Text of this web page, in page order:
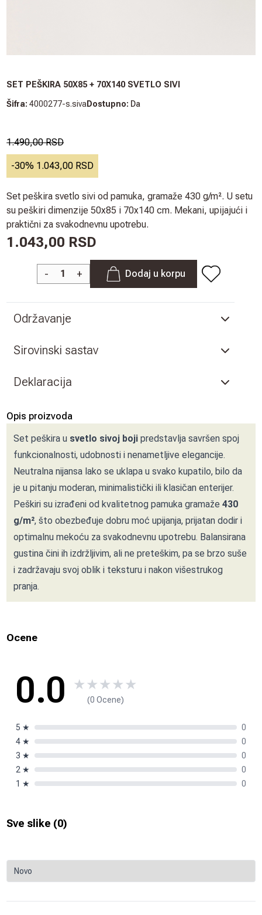
SET PEŠKIRA 50X85 + 70X140 SVETLO SIVI
Šifra: 4000277-s.sivaDostupno: Da
1.490,00 RSD
-30% 1.043,00 RSD
Set peškira svetlo sivi od pamuka, gramaže 430 g/m². U setu
su peškiri dimenzije 50x85 i 70x140 cm. Mekani, upijajući i
praktični za svakodnevnu upotrebu.
1.043,00 RSD
- + Dodaj u korpu
Održavanje
Sirovinski sastav
Deklaracija
Opis proizvoda
Set peškira u svetlo sivoj boji predstavlja savršen spoj
funkcionalnosti, udobnosti i nenametljive elegancije.
Neutralna nijansa lako se uklapa u svako kupatilo, bilo da
je u pitanju moderan, minimalistički ili klasičan enterijer.
Peškiri su izrađeni od kvalitetnog pamuka gramaže430
g/m², što obezbeđuje dobru moć upijanja, prijatan dodir i
optimalnu mekoću za svakodnevnu upotrebu. Balansirana
gustina čini ih izdržljivim, ali ne preteškim, pa se brzo suše
i zadržavaju svoj oblik i teksturu i nakon višestrukog
pranja.
Ocene
0.0 ★★★★★
(0 Ocene)
5 ★
0
4 ★
0
3 ★
0
2 ★
0
1 ★ 0
Sve slike (0)